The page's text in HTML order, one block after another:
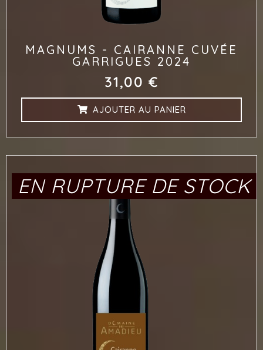
MAGNUMS - CAIRANNE CUVÉE
GARRIGUES 2024
31,00 €
AJOUTER AU PANIER
EN RUPTURE DE STOCK